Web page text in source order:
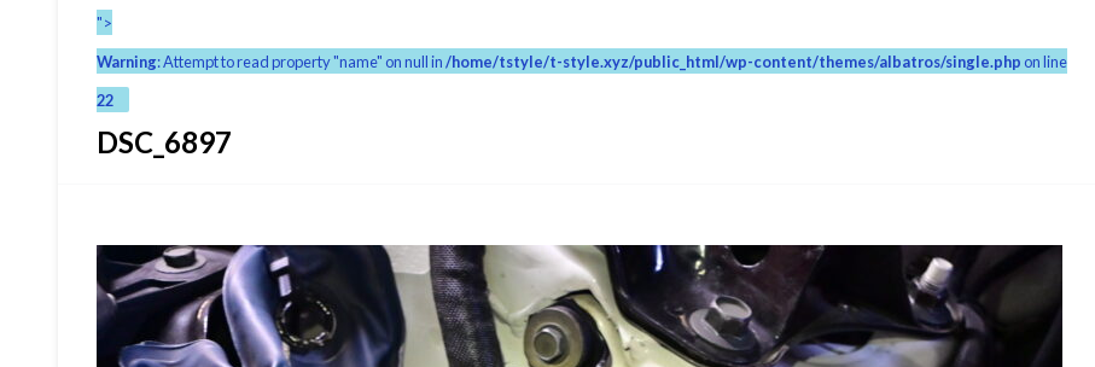
">
Warning: Attempt to read property "name" on null in /home/tstyle/t-style.xyz/public_html/wp-content/themes/albatros/single.php on line
22
DSC_6897